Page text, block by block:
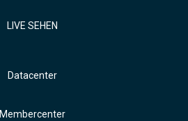
LIVE SEHEN
Datacenter
Membercenter